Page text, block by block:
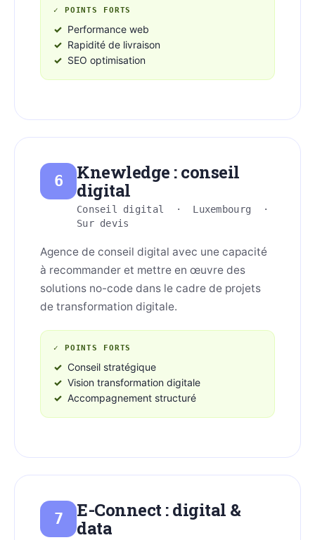
✓ POINTS FORTS
Performance web
Rapidité de livraison
SEO optimisation
6
Knewledge : conseil
digital
Conseil digital · Luxembourg ·
Sur devis
Agence de conseil digital avec une capacité
à recommander et mettre en œuvre des
solutions no-code dans le cadre de projets
de transformation digitale.
✓ POINTS FORTS
Conseil stratégique
Vision transformation digitale
Accompagnement structuré
7
E-Connect : digital &
data